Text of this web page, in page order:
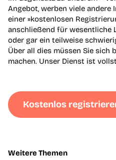
Angebot, werben viele
einer »kostenlosen
anschließend für wesentliche
oder gar ein teilweise
Über all dies müssen Sie sich
machen. Unser Dienst ist
Kostenlos
Weitere Themen